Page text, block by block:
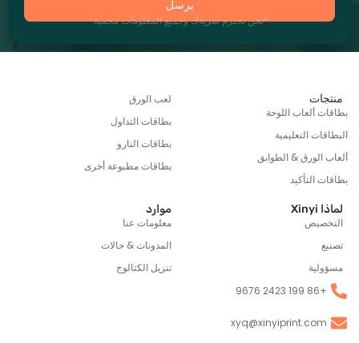
*نحن نحترم سريةك وجميع المعلومات محمية.
ألعاب اللوحة
التعليمية
& الطوابق
لعب الورق
بطاقات التداول
بطاقات التارو
بطاقات مطبوعة أخرى
معلومات عنا
المدونات & حالات
تنزيل الكتالوج